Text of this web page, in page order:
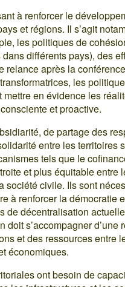
à renforcer le
et régions. Il s’agit
les politiques de
différents pays), des
relance après la
les
en évidence les
et proactive.
de partage des
entre les
tels que le
et plus équitable entre
société civile. Ils sont
à renforcer la démocratie
de décentralisation
doit s’accompagner
et des ressources entre
économiques.
ont besoin de